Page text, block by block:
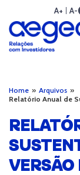
A+ A-
Home » Arquivos »
Relatório Anual de
VERSÃO